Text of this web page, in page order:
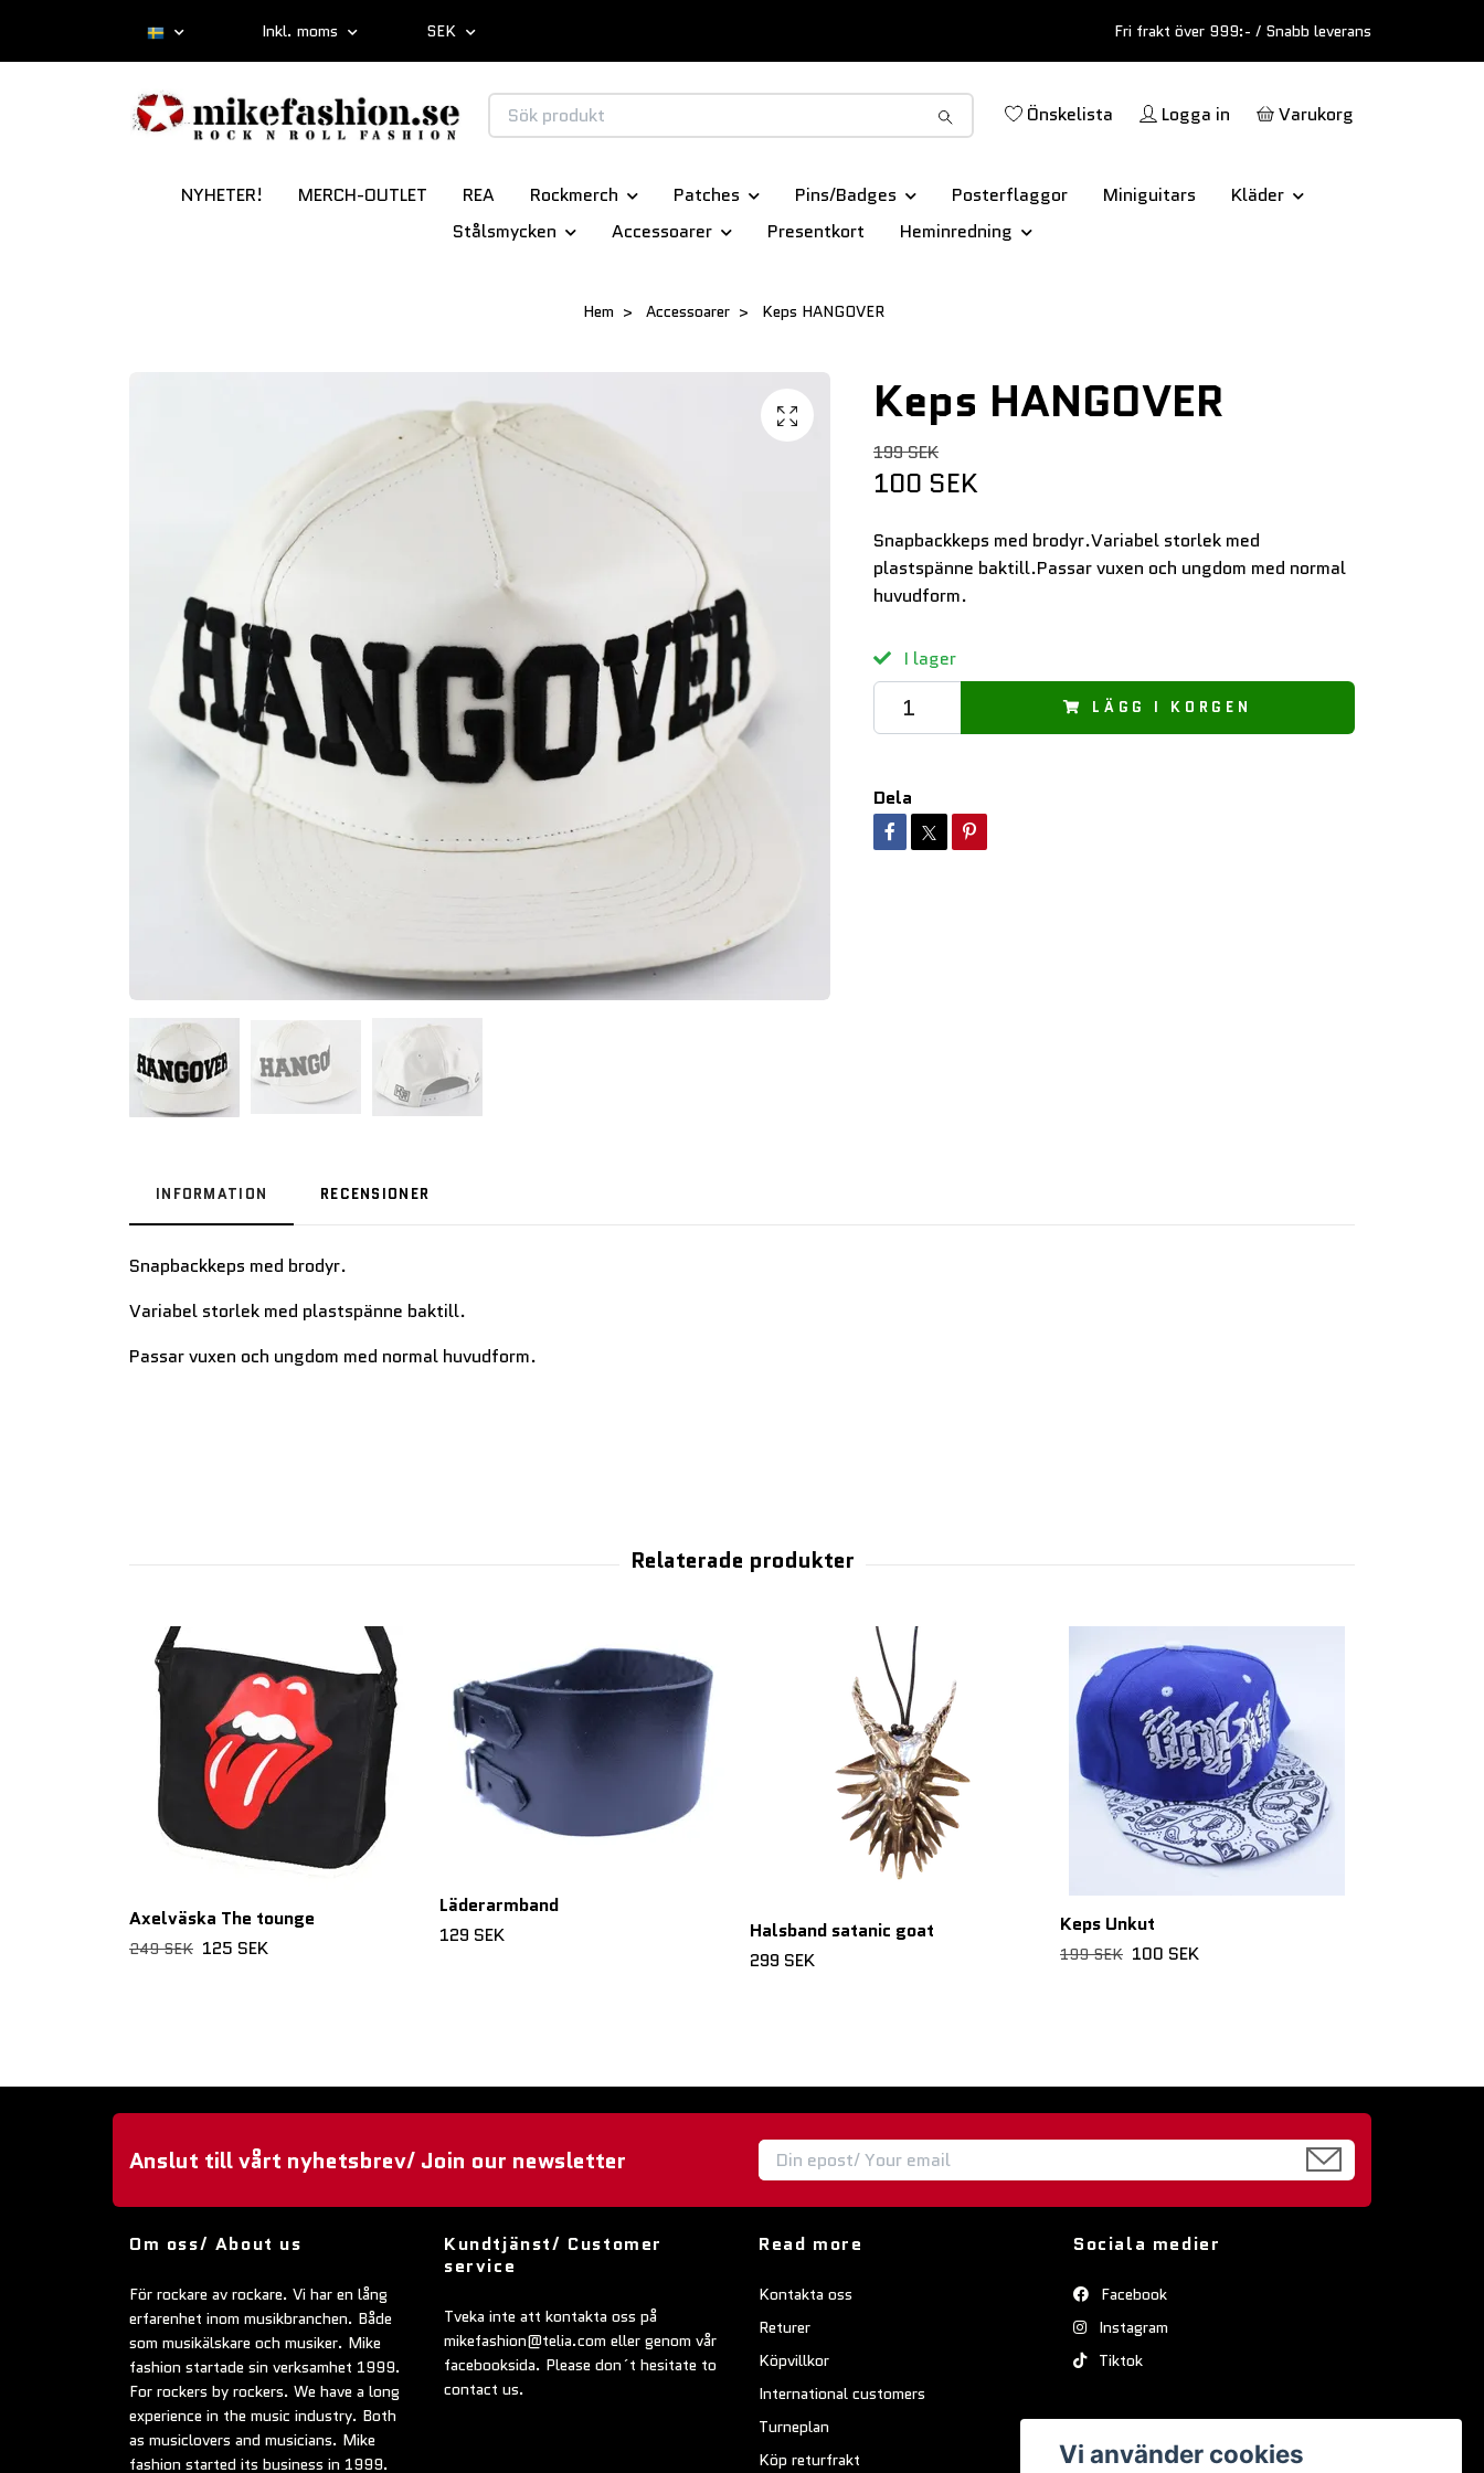
Inkl. moms SEK Fri frakt över 999:- / Snabb leverans
Önskelista Logga in Varukorg
NYHETER! MERCH-OUTLET REA Rockmerch Patches Pins/Badges Posterflaggor Miniguitars
Kläder
Stålsmycken
Accessoarer Presentkort Heminredning
Hem Accessoarer Keps HANGOVER
Keps HANGOVER
199 SEK
100 SEK
Snapbackkeps med brodyr.Variabel storlek med
plastspänne baktill.Passar vuxen och ungdom med normal
huvudform.
I lager
LÄGG I KORGEN
Dela
INFORMATION RECENSIONER
Snapbackkeps med brodyr.
Variabel storlek med plastspänne baktill.
Passar vuxen och ungdom med normal huvudform.
Axelväska The tounge
249 SEK 125 SEK
Läderarmband
129 SEK
Halsband satanic goat
299 SEK
Keps Unkut
199 SEK 100 SEK
Anslut till vårt nyhetsbrev/ Join our newsletter
Om oss/ About us
För rockare av rockare. Vi har en lång
erfarenhet inom musikbranchen. Både
som musikälskare och musiker. Mike
fashion startade sin verksamhet 1999.
For rockers by rockers. We have a long
experience in the music industry. Both
as musiclovers and musicians. Mike
fashion started its business in 1999.
Kundtjänst/ Customer
service
Tveka inte att kontakta oss på
mikefashion@telia.com eller genom vår
facebooksida. Please don´t hesitate to
contact us.
Read more
Kontakta oss
Returer
Köpvillkor
International customers
Turneplan
Köp returfrakt
Sociala medier
Facebook
Instagram
Tiktok
Vi använder cookies